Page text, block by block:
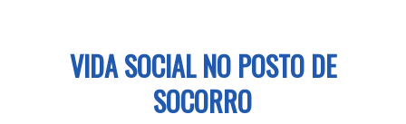
VIDA SOCIAL NO POSTO DE
SOCORRO